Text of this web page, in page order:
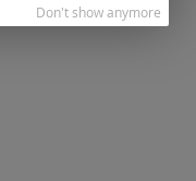
Don't show anymore